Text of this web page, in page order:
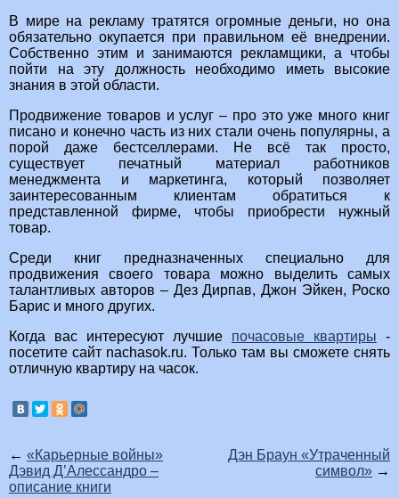
В мире на рекламу тратятся огромные деньги, но она
обязательно окупается при правильном её внедрении.
Собственно этим и занимаются рекламщики, а чтобы
пойти на эту должность необходимо иметь высокие
знания в этой области.
Продвижение товаров и услуг – про это уже много книг
писано и конечно часть из них стали очень популярны, а
порой даже бестселлерами. Не всё так просто,
существует печатный материал работников
менеджмента и маркетинга, который позволяет
заинтересованным клиентам обратиться к
представленной фирме, чтобы приобрести нужный
товар.
Среди книг предназначенных специально для
продвижения своего товара можно выделить самых
талантливых авторов – Дез Дирпав, Джон Эйкен, Роско
Барис и много других.
Когда вас интересуют лучшие почасовые квартиры -
посетите сайт nachasok.ru. Только там вы сможете снять
отличную квартиру на часок.
← «Карьерные войны»
Дэвид Д’Алессандро –
описание книги
Дэн Браун «Утраченный
символ» →